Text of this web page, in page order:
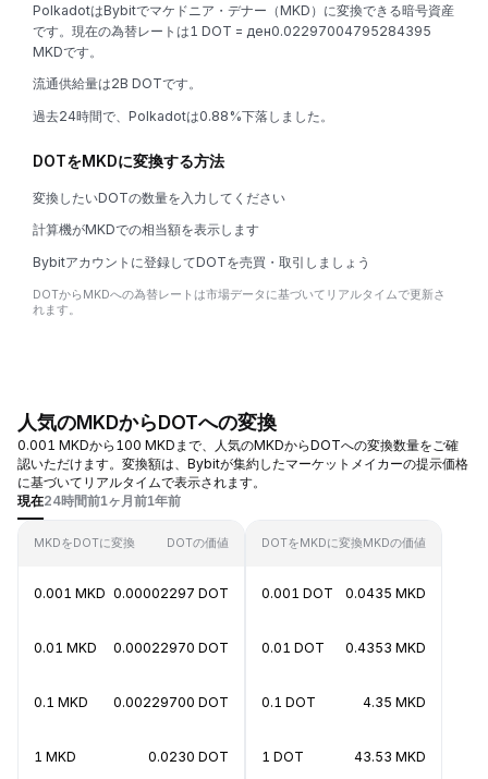
PolkadotはBybitでマケドニア・デナー（MKD）に変換できる暗号資産
です。現在の為替レートは1 DOT = ден0.02297004795284395
MKDです。
流通供給量は2B DOTです。
過去24時間で、Polkadotは0.88%下落しました。
DOTをMKDに変換する方法
変換したいDOTの数量を入力してください
計算機がMKDでの相当額を表示します
Bybitアカウントに登録してDOTを売買・取引しましょう
DOTからMKDへの為替レートは市場データに基づいてリアルタイムで更新さ
れます。
人気のMKDからDOTへの変換
0.001 MKDから100 MKDまで、人気のMKDからDOTへの変換数量をご確
認いただけます。変換額は、Bybitが集約したマーケットメイカーの提示価格
に基づいてリアルタイムで表示されます。
現在24時間前1ヶ月前1年前
MKDをDOTに変換 DOTの価値
0.001 MKD 0.00002297 DOT
0.01 MKD 0.00022970 DOT
0.1 MKD 0.00229700 DOT
1 MKD 0.0230 DOT
DOTをMKDに変換MKDの価値
0.001 DOT 0.0435 MKD
0.01 DOT 0.4353 MKD
0.1 DOT 4.35 MKD
1 DOT 43.53 MKD